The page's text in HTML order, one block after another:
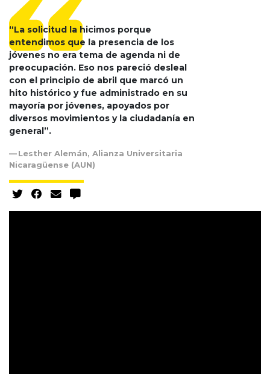
“La solicitud la hicimos porque
entendimos que la presencia de los
jóvenes no era tema de agenda ni de
preocupación. Eso nos pareció desleal
con el principio de abril que marcó un
hito histórico y fue administrado en su
mayoría por jóvenes, apoyados por
diversos movimientos y la ciudadanía en
general”.
Lesther Alemán, Alianza Universitaria
Nicaragüense (AUN)